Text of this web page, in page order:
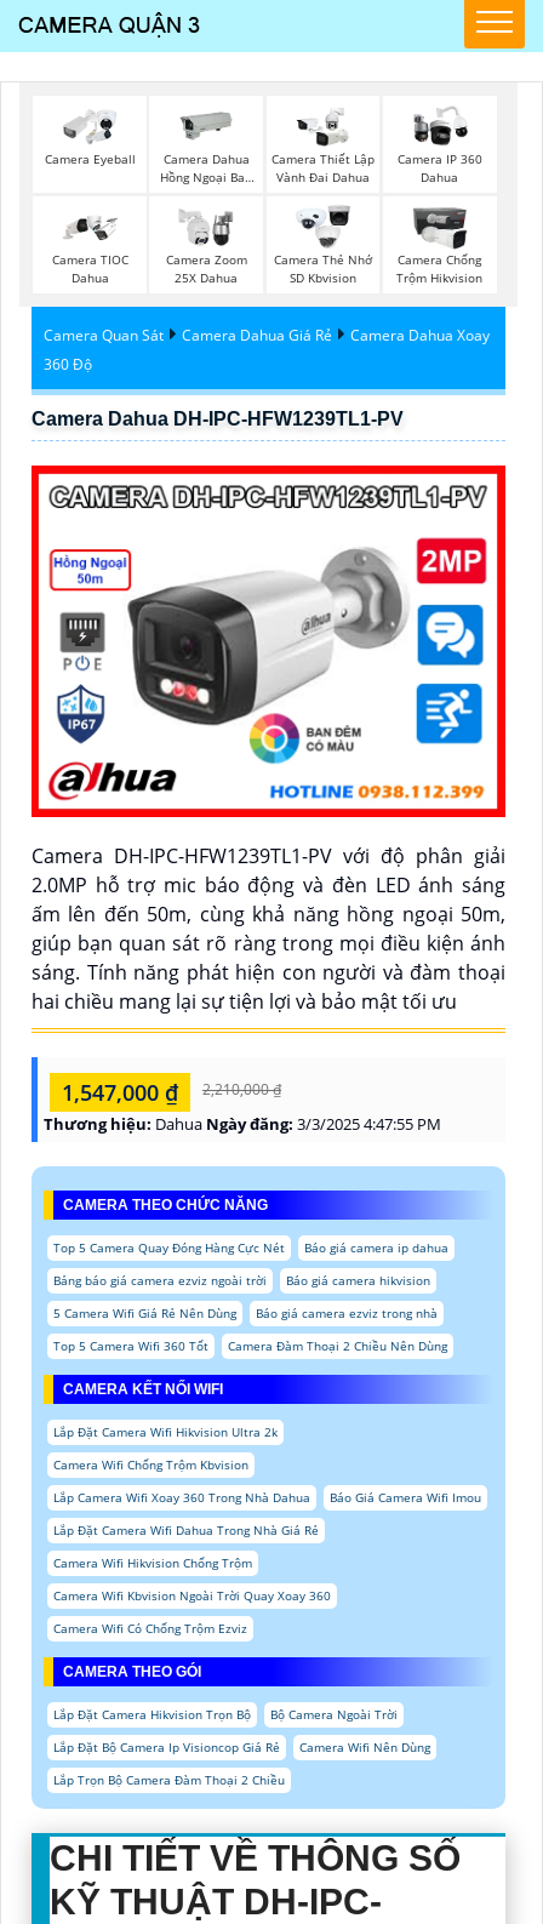
Camera Eyeball
Camera Dahua
Hồng Ngoại Ban
Camera Thiết Lập
Vành Đai Dahua
Camera IP 360
Dahua
Camera TIOC
Dahua
Camera Zoom
25X Dahua
Camera Thẻ Nhớ
SD Kbvision
Camera Chống
Trộm Hikvision
Camera Quan Sát Camera Dahua Giá Rẻ
Camera Dahua Xoay
360 Độ
Camera Dahua DH-IPC-HFW1239TL1-PV
Camera DH-IPC-HFW1239TL1-PV với độ phân giải
2.0MP hỗ trợ mic báo động và đèn LED ánh sáng
ấm lên đến 50m, cùng khả năng hồng ngoại 50m,
giúp bạn quan sát rõ ràng trong mọi điều kiện ánh
sáng. Tính năng phát hiện con người và đàm thoại
hai chiều mang lại sự tiện lợi và bảo mật tối ưu
1,547,000 ₫ 2,210,000 ₫
Thương hiệu: Dahua Ngày đăng: 3/3/2025 4:47:55 PM
CAMERA THEO CHỨC NĂNG
Top 5 Camera Quay Đóng Hàng Cực Nét
Báo giá camera ip dahua
Bảng báo giá camera ezviz ngoài trời
Báo giá camera hikvision
5 Camera Wifi Giá Rẻ Nên Dùng
Báo giá camera ezviz trong nhà
Top 5 Camera Wifi 360 Tốt
Camera Đàm Thoại 2 Chiều Nên Dùng
CAMERA KẾT NỐI WIFI
Lắp Đặt Camera Wifi Hikvision Ultra 2k
Camera Wifi Chống Trộm Kbvision
Lắp Camera Wifi Xoay 360 Trong Nhà Dahua
Báo Giá Camera Wifi Imou
Lắp Đặt Camera Wifi Dahua Trong Nhà Giá Rẻ
Camera Wifi Hikvision Chống Trộm
Camera Wifi Kbvision Ngoài Trời Quay Xoay 360
Camera Wifi Có Chống Trộm Ezviz
CAMERA THEO GÓI
Lắp Đặt Camera Hikvision Trọn Bộ
Bộ Camera Ngoài Trời
Lắp Đặt Bộ Camera Ip Visioncop Giá Rẻ
Camera Wifi Nên Dùng
Lắp Trọn Bộ Camera Đàm Thoại 2 Chiều
CHI TIẾT VỀ THÔNG SỐ
KỸ THUẬT DH-IPC-